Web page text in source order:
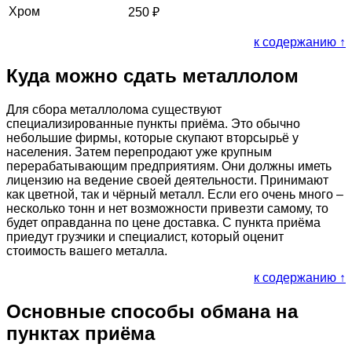
Хром
250 ₽
к содержанию ↑
Куда можно сдать металлолом
Для сбора металлолома существуют
специализированные пункты приёма. Это обычно
небольшие фирмы, которые скупают вторсырьё у
населения. Затем перепродают уже крупным
перерабатывающим предприятиям. Они должны иметь
лицензию на ведение своей деятельности. Принимают
как цветной, так и чёрный металл. Если его очень много –
несколько тонн и нет возможности привезти самому, то
будет оправданна по цене доставка. С пункта приёма
приедут грузчики и специалист, который оценит
стоимость вашего металла.
к содержанию ↑
Основные способы обмана на
пунктах приёма